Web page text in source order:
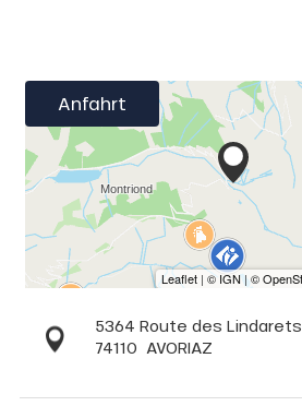
Anfahrt
5364 Route des Lindarets
74110 AVORIAZ